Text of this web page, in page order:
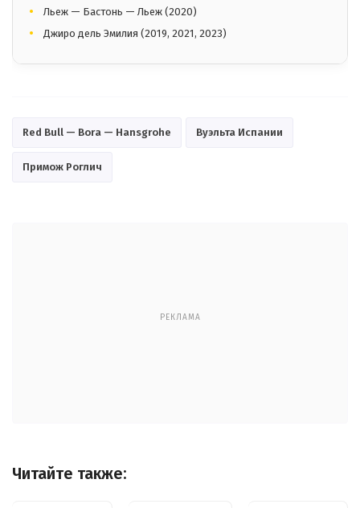
Льеж — Бастонь — Льеж (2020)
Джиро дель Эмилия (2019, 2021, 2023)
Red Bull — Bora — Hansgrohe Вуэльта Испании
Примож Роглич
РЕКЛАМА
Читайте также: